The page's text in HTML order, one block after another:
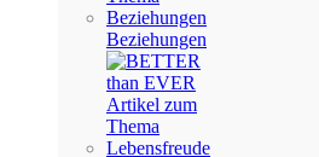
Beziehungen